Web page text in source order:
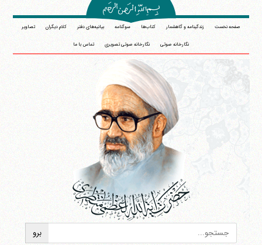
صفحه نخست زندگینامه و گاهشمار کتاب‌ها سوگنامه بیانیه‌های دفتر کلام دیگران تصاویر
نگارخانه صوتی نگارخانه صوتی تصویری تماس با ما